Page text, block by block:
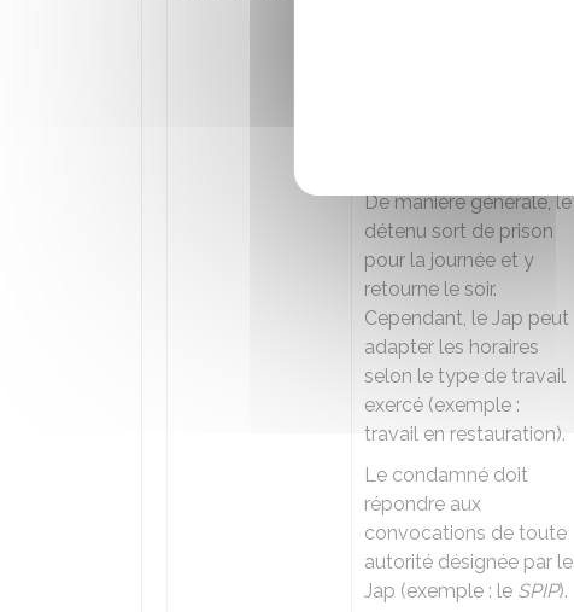
De manière générale, le
détenu sort de prison
pour la journée et y
retourne le soir.
Cependant, le Jap peut
adapter les horaires
selon le type de travail
exercé (exemple :
travail en restauration).
Le condamné doit
répondre aux
convocations de toute
autorité désignée par le
Jap (exemple : le SPIP).